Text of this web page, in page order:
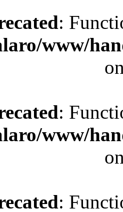
:
www/
:
www/
: